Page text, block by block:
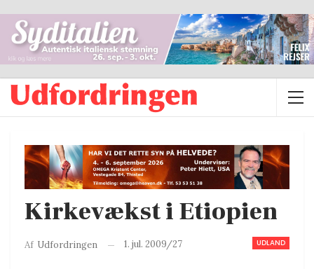
Kirkevækst i Etiopien
UDLAND
Af Udfordringen 1. jul. 2009/27